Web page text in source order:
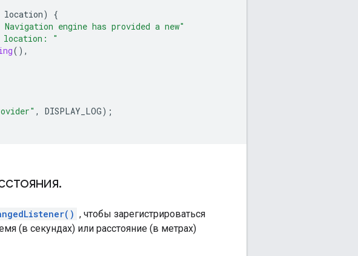
location)
{
Navigation engine has provided a new"
location: "
(),
, DISPLAY_LOG);
.
, чтобы зарегистрироваться
(в секундах) или расстояние (в метрах)